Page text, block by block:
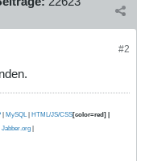
#2
| MySQL | HTML/JS/CSS[color=red] |
Jabber.org |